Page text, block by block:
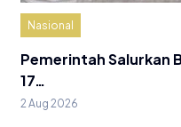
Nasional
Pemerintah Salurkan
17…
2 Aug 2026